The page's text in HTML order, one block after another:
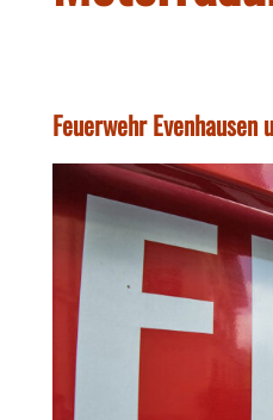
Feuerwehr